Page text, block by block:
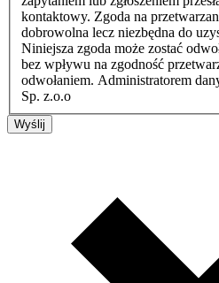
kontaktowy. Zgoda na
dobrowolna lecz niezbędna do
Niniejsza zgoda może zostać
bez wpływu na zgodność
odwołaniem. Administratorem
Sp. z.o.o
Wyślij